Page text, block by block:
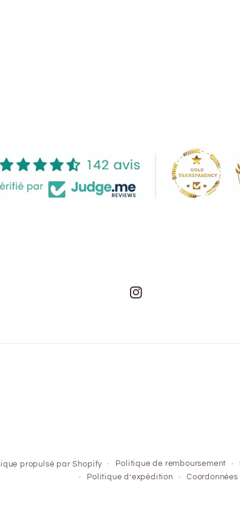
Instagram
propulsé par Shopify Politique de remboursement
Politique d’expédition
Coordonnées